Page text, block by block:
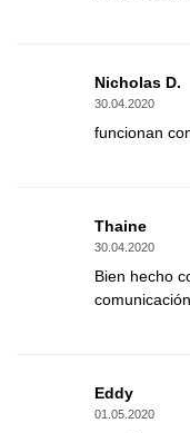
Nicholas D.
30.04.2020
funcionan
Thaine
30.04.2020
Bien hecho
comunicación.
Eddy
01.05.2020